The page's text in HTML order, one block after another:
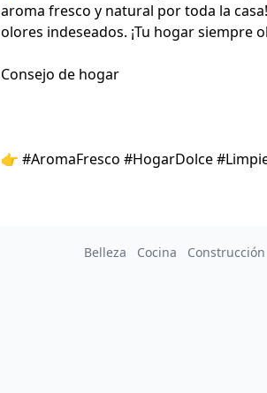
aroma fresco y natural por toda la
olores indeseados. ¡Tu hogar siempre
Consejo de hogar
👉 #AromaFresco #HogarDolce
Belleza Cocina Construcción